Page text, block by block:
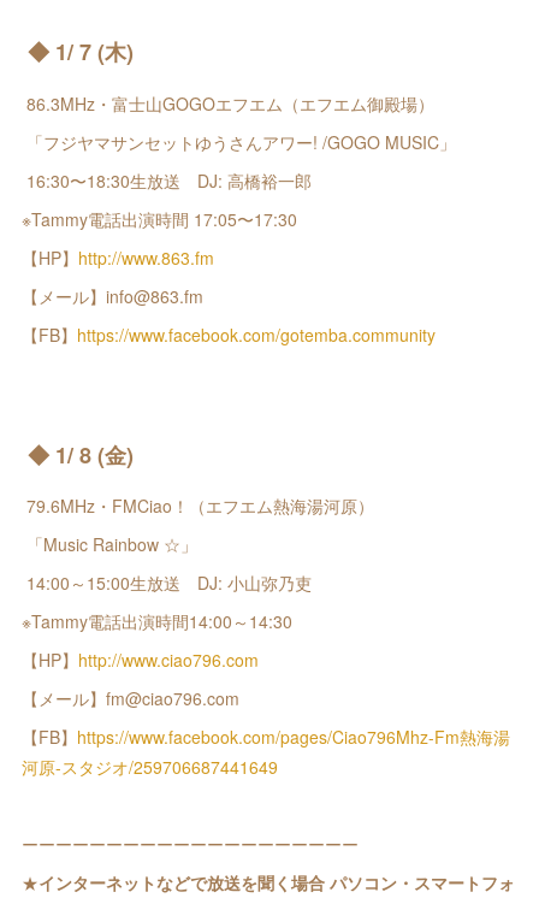
◆ 1/ 7 (木)
86.3MHz・富士山GOGOエフエム（エフエム御殿場）
「フジヤマサンセットゆうさんアワー! /GOGO MUSIC」
16:30〜18:30生放送 DJ: 高橋裕一郎
※Tammy電話出演時間 17:05〜17:30
【HP】 http://www.863.fm
【メール】info@863.fm
【FB】 https://www.facebook.com/gotemba.community
◆ 1/ 8 (金)
79.6MHz・FMCiao！（エフエム熱海湯河原）
「Music Rainbow ☆」
14:00～15:00生放送 DJ: 小山弥乃吏
※Tammy電話出演時間14:00～14:30
【HP】 http://www.ciao796.com
【メール】fm@ciao796.com
【FB】 https://www.facebook.com/pages/Ciao796Mhz-Fm熱海湯
河原-スタジオ/259706687441649
ーーーーーーーーーーーーーーーーーーーー
★インターネットなどで放送を聞く場合 パソコン・スマートフォ